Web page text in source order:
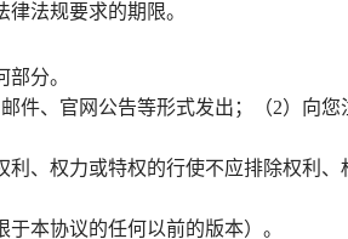
法规要求的期限。
分。
件、官网公告等形式发出；（2）向
、权力或特权的行使不应排除权利
本协议的任何以前的版本）。